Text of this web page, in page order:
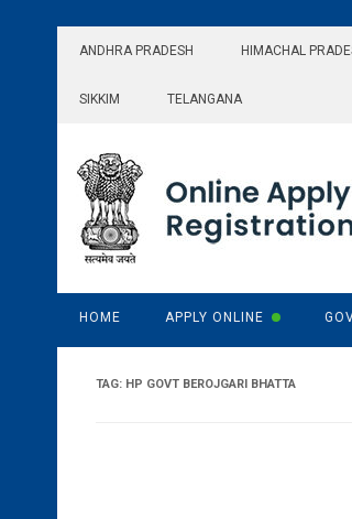
ANDHRA PRADESH HIMACHAL
SIKKIM TELANGANA
HOME APPLY ONLINE
TAG: HP GOVT BEROJGARI BHATTA